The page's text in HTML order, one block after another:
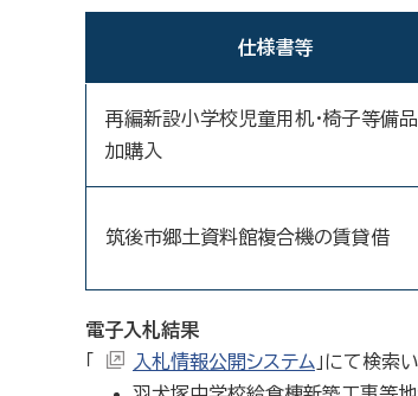
仕様書等
再編新設小学校児童用机・椅子等備
加購入
筑後市郷土資料館複合機の賃貸借
電子入札結果
入札情報公開システム 」にて検索